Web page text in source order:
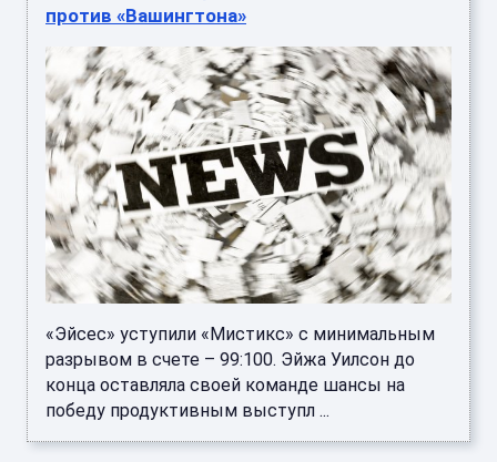
«Эйсес» уступили «Мистикс» с минимальным
разрывом в счете – 99:100. Эйжа Уилсон до
конца оставляла своей команде шансы на
победу продуктивным выступл ...